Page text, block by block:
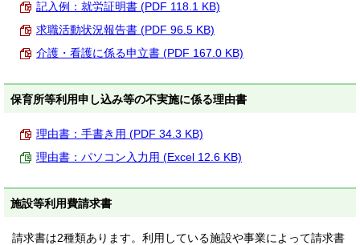
記入例：就労証明書 (PDF 118.1 KB)
求職活動状況報告書 (PDF 96.5 KB)
介護・看護に係る申立書 (PDF 167.0 KB)
保育所等利用申し込み等の不実施に係る理由書
理由書：手書き用 (PDF 34.3 KB)
理由書：パソコン入力用 (Excel 12.6 KB)
施設等利用費請求書
請求書は2種類あります。利用している施設や事業によって請求書